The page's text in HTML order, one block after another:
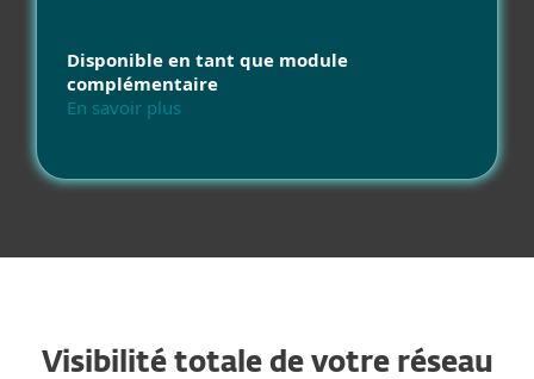
Disponible en tant que module
complémentaire
En savoir plus
Visibilité totale de votre réseau